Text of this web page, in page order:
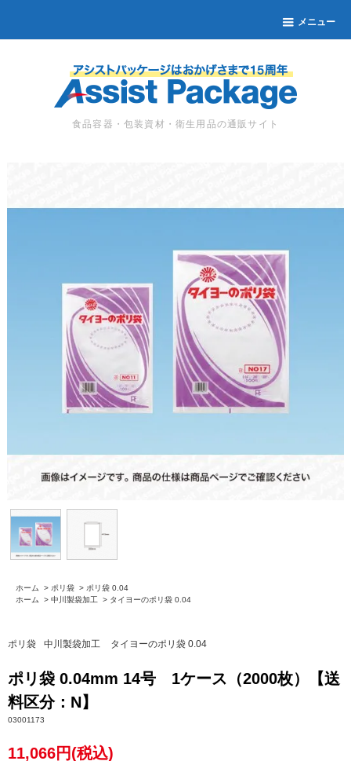
メニュー
食品容器・包装資材・衛生用品の通販サイト
ホーム > ポリ袋 > ポリ袋 0.04
ホーム
> 中川製袋加工 > タイヨーのポリ袋 0.04
ポリ袋 中川製袋加工 タイヨーのポリ袋 0.04
ポリ袋 0.04mm 14号 1ケース（2000枚）【送
料区分：N】
03001173
11,066円(税込)